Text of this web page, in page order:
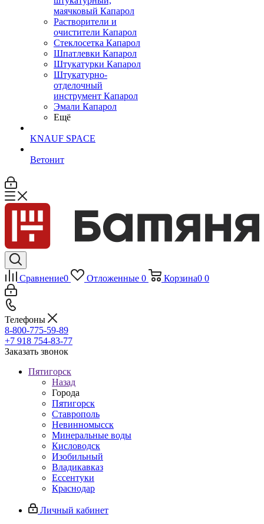
маячковый Капарол
Растворители и
очистители Капарол
Cтеклосетка Капарол
Шпатлевки Капарол
Штукатурки Капарол
Штукатурно-
отделочный
инструмент Капарол
Эмали Капарол
Ещё
KNAUF SPACE
Ветонит
Сравнение0 Отложенные 0 Корзина0 0
Телефоны
8-800-775-59-89
+7 918 754-83-77
Заказать звонок
Пятигорск
Назад
Города
Пятигорск
Ставрополь
Невинномысск
Минеральные воды
Кисловодск
Изобильный
Владикавказ
Ессентуки
Краснодар
Личный кабинет